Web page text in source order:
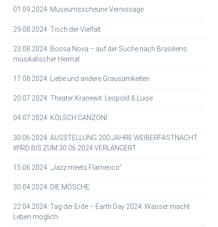
01.09.2024: Museumsscheune Vernissage
29.08.2024: Tisch der Vielfalt
23.08.2024: Bossa Nova – auf der Suche nach Brasiliens
musikalischer Heimat
17.08.2024: Liebe und andere Grausamkeiten
20.07.2024: Theater Kranewit: Leopold & Luise
04.07.2024: KÖLSCH CANZONI
30.06.2024: AUSSTELLUNG 200 JAHRE WEIBERFASTNACHT
WIRD BIS ZUM 30.06.2024 VERLÄNGERT
15.06.2024: „Jazz meets Flamenco“
30.04.2024: DIE MÖSCHE
22.04.2024: Tag der Erde – Earth Day 2024: Wasser macht
Leben möglich